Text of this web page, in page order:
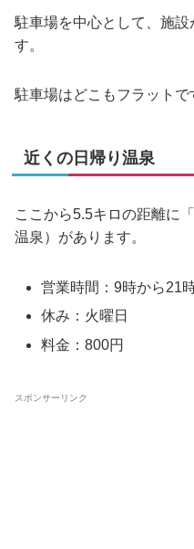
駐車場を中心として、施
す。
駐車場はどこもフラットで
近くの日帰り温泉
ここから5.5キロの距離に
温泉）があります。
営業時間：9時から21
休み：火曜日
料金：800円
スポンサーリンク